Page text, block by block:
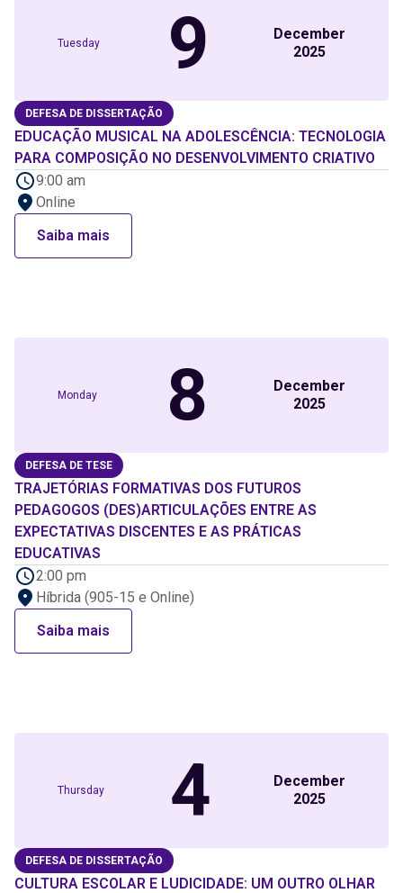
Tuesday 9
December
2025
DEFESA DE DISSERTAÇÃO
EDUCAÇÃO MUSICAL NA ADOLESCÊNCIA: TECNOLOGIA
PARA COMPOSIÇÃO NO DESENVOLVIMENTO CRIATIVO
9:00 am
Online
Saiba mais
Monday 8
December
2025
DEFESA DE TESE
TRAJETÓRIAS FORMATIVAS DOS FUTUROS
PEDAGOGOS (DES)ARTICULAÇÕES ENTRE AS
EXPECTATIVAS DISCENTES E AS PRÁTICAS
EDUCATIVAS
2:00 pm
Híbrida (905-15 e Online)
Saiba mais
Thursday 4
December
2025
DEFESA DE DISSERTAÇÃO
CULTURA ESCOLAR E LUDICIDADE: UM OUTRO OLHAR